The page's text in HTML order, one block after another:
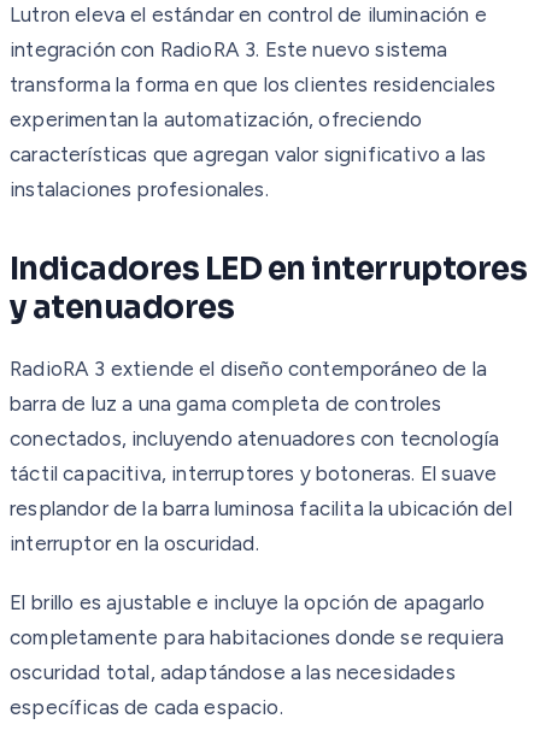
Lutron eleva el estándar en control de iluminación e
integración con RadioRA 3. Este nuevo sistema
transforma la forma en que los clientes residenciales
experimentan la automatización, ofreciendo
características que agregan valor significativo a las
instalaciones profesionales.
Indicadores LED en interruptores
y atenuadores
RadioRA 3 extiende el diseño contemporáneo de la
barra de luz a una gama completa de controles
conectados, incluyendo atenuadores con tecnología
táctil capacitiva, interruptores y botoneras. El suave
resplandor de la barra luminosa facilita la ubicación del
interruptor en la oscuridad.
El brillo es ajustable e incluye la opción de apagarlo
completamente para habitaciones donde se requiera
oscuridad total, adaptándose a las necesidades
específicas de cada espacio.